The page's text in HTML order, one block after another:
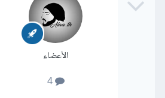
الأعضاء
4